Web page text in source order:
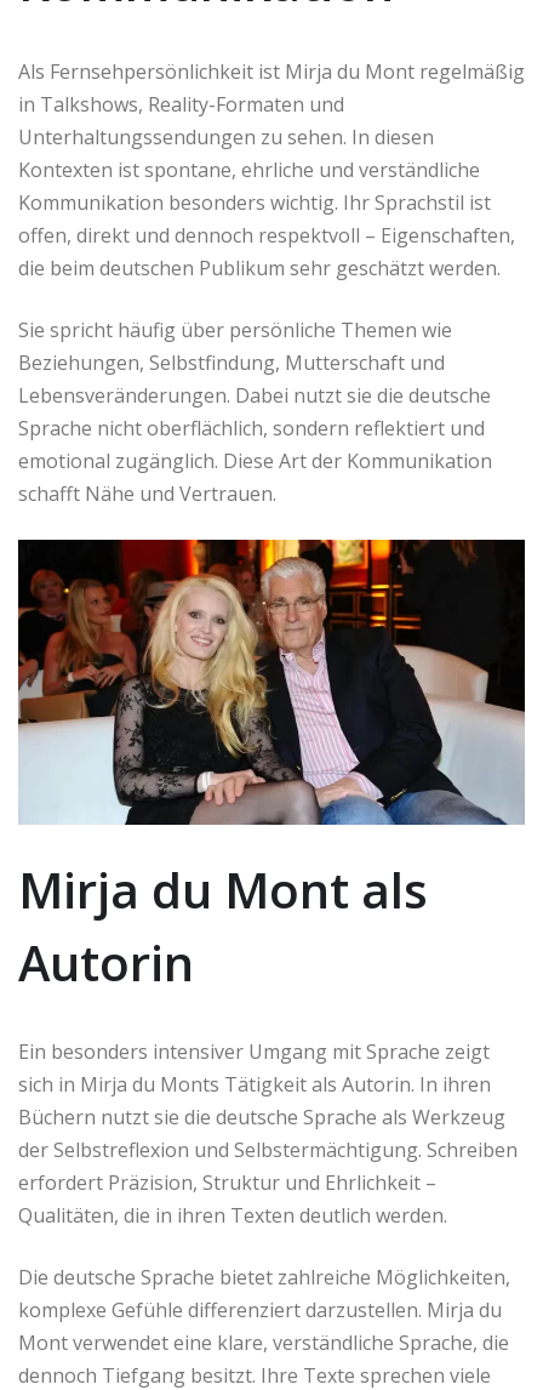
Als Fernsehpersönlichkeit ist Mirja du Mont regelmäßig
in Talkshows, Reality-Formaten und
Unterhaltungssendungen zu sehen. In diesen
Kontexten ist spontane, ehrliche und verständliche
Kommunikation besonders wichtig. Ihr Sprachstil ist
offen, direkt und dennoch respektvoll – Eigenschaften,
die beim deutschen Publikum sehr geschätzt werden.
Sie spricht häufig über persönliche Themen wie
Beziehungen, Selbstfindung, Mutterschaft und
Lebensveränderungen. Dabei nutzt sie die deutsche
Sprache nicht oberflächlich, sondern reflektiert und
emotional zugänglich. Diese Art der Kommunikation
schafft Nähe und Vertrauen.
Mirja du Mont als
Autorin
Ein besonders intensiver Umgang mit Sprache zeigt
sich in Mirja du Monts Tätigkeit als Autorin. In ihren
Büchern nutzt sie die deutsche Sprache als Werkzeug
der Selbstreflexion und Selbstermächtigung. Schreiben
erfordert Präzision, Struktur und Ehrlichkeit –
Qualitäten, die in ihren Texten deutlich werden.
Die deutsche Sprache bietet zahlreiche Möglichkeiten,
komplexe Gefühle differenziert darzustellen. Mirja du
Mont verwendet eine klare, verständliche Sprache, die
dennoch Tiefgang besitzt. Ihre Texte sprechen viele